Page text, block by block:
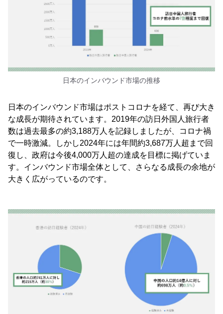
日本のインバウンド市場の推移
日本のインバウンド市場はポストコロナを経て、再び大き
な成長が期待されています。2019年の訪日外国人旅行者
数は過去最多の約3,188万人を記録しましたが、コロナ禍
で一時激減。しかし2024年には年間約3,687万人超まで回
復し、政府は今後4,000万人超の達成を目標に掲げていま
す。インバウンド市場全体として、さらなる成長の余地が
大きく広がっているのです。